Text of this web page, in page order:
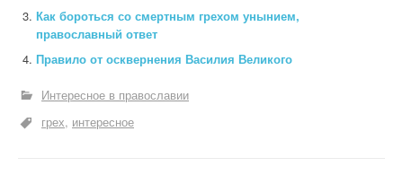
Как бороться со смертным грехом унынием,
православный ответ
Правило от осквернения Василия Великого
Интересное в православии
грех интересное